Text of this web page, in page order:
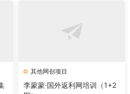
其他网创项目
李蒙蒙·国外返利网培训（1+2